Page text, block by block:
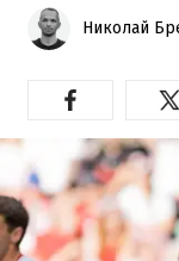
Николай